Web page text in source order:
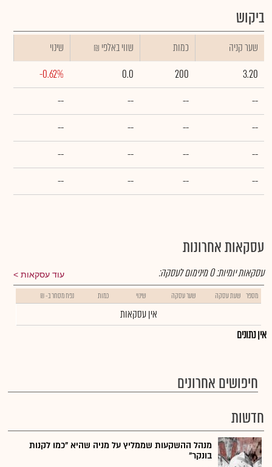
ביקוש
שער קניה כמות ₪ שווי באלפי
שינוי
3.20
200
0.0
-0.62%
--
--
--
--
--
--
--
--
--
--
--
--
--
--
--
--
עסקאות אחרונות
עוד עסקאות עסקאות יומיות:0מינימום לעסקה:
מספר שעת עסקה שער עסקה שינוי כמות נפח מסחר ב- ₪
אין עסקאות
אין נתונים
חיפושים אחרונים
חדשות
מנהל ההשקעות שממליץ על מניה שהיא "כמו לקנות
בונקר"